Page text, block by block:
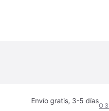
Envío gratis, 3-5 días
O